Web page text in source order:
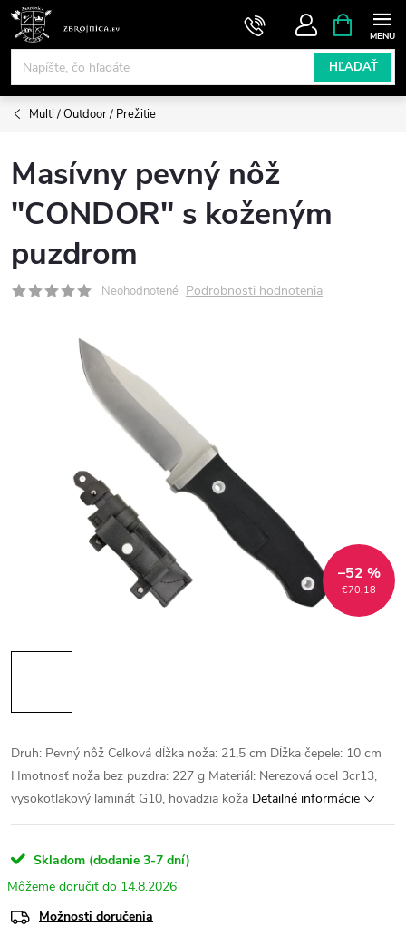
Prejsť
obsah
HĽADAŤ
KOŠÍK
Multi / Outdoor / Prežitie
Masívny pevný nôž
"CONDOR" s koženým
puzdrom
Neohodnotené Podrobnosti hodnotenia
€70,18
–52 %
Druh: Pevný nôž Celková dĺžka noža: 21,5 cm Dĺžka čepele: 10 cm
Hmotnosť noža bez puzdra: 227 g Materiál: Nerezová ocel 3cr13,
vysokotlakový laminát G10, hovädzia koža Detailné informácie
Skladom (dodanie 3-7 dní)
14.8.2026
Možnosti doručenia